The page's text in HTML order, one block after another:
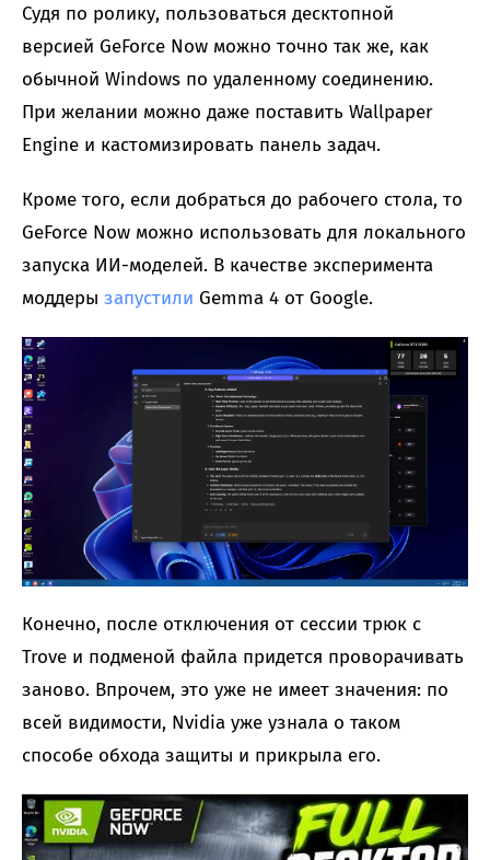
Судя по ролику, пользоваться десктопной
версией GeForce Now можно точно так же, как
обычной Windows по удаленному соединению.
При желании можно даже поставить Wallpaper
Engine и кастомизировать панель задач.
Кроме того, если добраться до рабочего стола, то
GeForce Now можно использовать для локального
запуска ИИ-моделей. В качестве эксперимента
моддеры запустили Gemma 4 от Google.
Конечно, после отключения от сессии трюк с
Trove и подменой файла придется проворачивать
заново. Впрочем, это уже не имеет значения: по
всей видимости, Nvidia уже узнала о таком
способе обхода защиты и прикрыла его.